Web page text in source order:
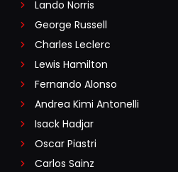
Lando Norris
George Russell
Charles Leclerc
Lewis Hamilton
Fernando Alonso
Andrea Kimi Antonelli
Isack Hadjar
Oscar Piastri
Carlos Sainz